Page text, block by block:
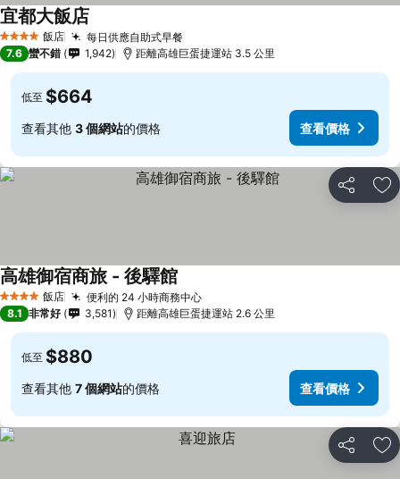
4 星級 飯店 每日供應自助式早餐
宜都大飯店
7.6 蠻不錯 1,942 距離高雄巨蛋捷運站 3.5 公里
低至 $664
查看其他 3 個網站的價格 查看價格
分享 加
4 星級 飯店 便利的 24 小時商務中心
高雄御宿商旅 - 後驛館
8.1 非常好 3,581 距離高雄巨蛋捷運站 2.6 公里
低至 $880
查看其他 7 個網站的價格 查看價格
分享 加